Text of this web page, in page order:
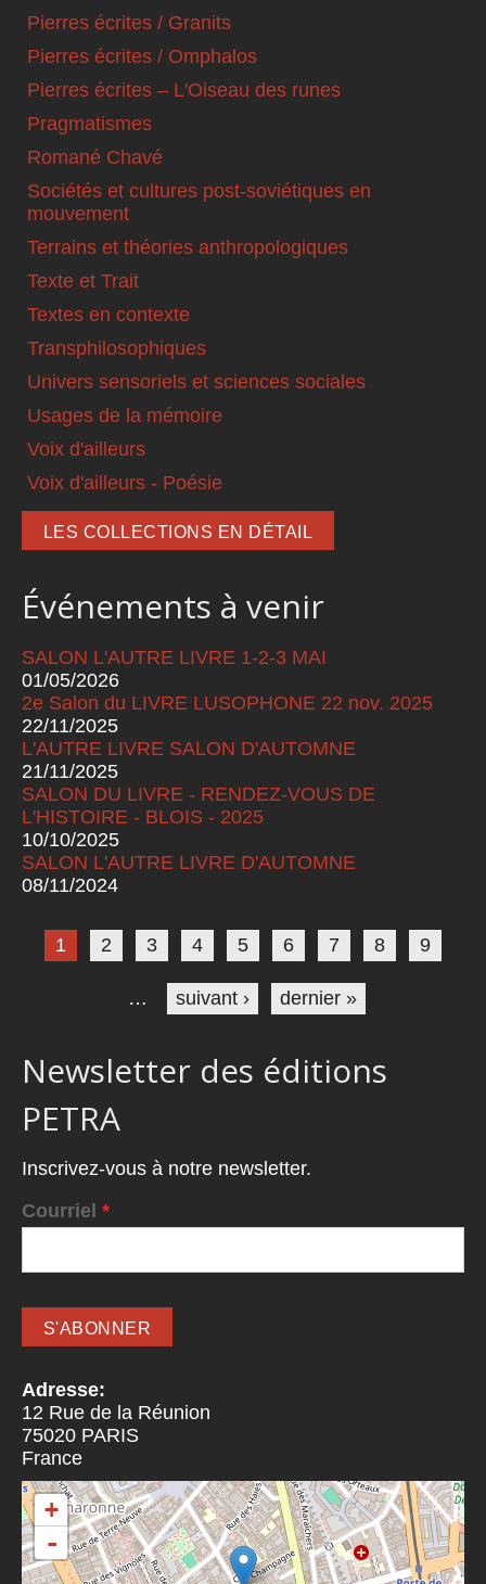
Pierres écrites / Granits
Pierres écrites / Omphalos
Pierres écrites – L'Oiseau des runes
Pragmatismes
Romané Chavé
Sociétés et cultures post-soviétiques en
mouvement
Terrains et théories anthropologiques
Texte et Trait
Textes en contexte
Transphilosophiques
Univers sensoriels et sciences sociales
Usages de la mémoire
Voix d'ailleurs
Voix d'ailleurs - Poésie
LES COLLECTIONS EN DÉTAIL
Événements à venir
SALON L'AUTRE LIVRE 1-2-3 MAI
01/05/2026
2e Salon du LIVRE LUSOPHONE 22 nov. 2025
22/11/2025
L'AUTRE LIVRE SALON D'AUTOMNE
21/11/2025
SALON DU LIVRE - RENDEZ-VOUS DE
L'HISTOIRE - BLOIS - 2025
10/10/2025
SALON L'AUTRE LIVRE D'AUTOMNE
08/11/2024
Pages
1 2 3 4 5 6 7 8 9
… suivant › dernier »
Newsletter des éditions
PETRA
Inscrivez-vous à notre newsletter.
Courriel *
Adresse:
12 Rue de la Réunion
75020 PARIS
France
+
-